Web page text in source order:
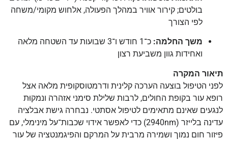
בולטים; קירור אוויר במהלך הפעולה, אלחוש מקומי/משחה
לפי הצורך
משך החלמה:
כ־1 חודש ו־3 שבועות עד השטחה מלאה
ואחידות גוון משביעת רצון
תיאור המקרה
לפני הטיפול בוצעה הערכה קלינית ודרמטוסקופית מלאה אצל
רופא עור בקופת החולים, לרבות שלילת סימני אזהרה ונמקוּת
לנגעים שאינם מתאימים לטיפול אסתטי. נבחרה גישת אבלציה
עדינה בלייזר ‏(2940nm) כדי לאפשר אידוי שכבות־על מינימלי, עם
פיזור חום נמוך ושמירה מרבית על המרקם והפיגמנטציה של עור